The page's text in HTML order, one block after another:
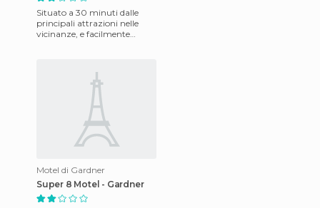
Situato a 30 minuti dalle
principali attrazioni nelle
vicinanze, e facilmente
Motel di Gardner
Super 8 Motel - Gardner